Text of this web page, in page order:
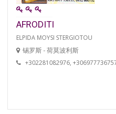
AFRODITI
ELPIDA MOYSI STERGIOTOU
锡罗斯 - 荷莫波利斯
+302281082976,